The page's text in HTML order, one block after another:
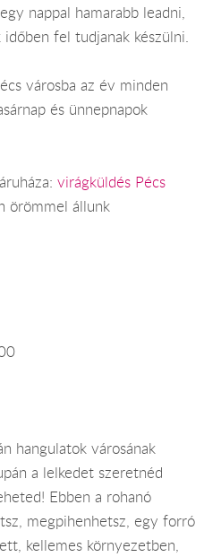
nappal hamarabb leadni,
fel tudjanak készülni.
városba az év minden
és ünnepnapok
virágküldés Pécs
örömmel állunk
hangulatok városának
a lelkedet szeretnéd
Ebben a rohanó
megpihenhetsz, egy forró
kellemes környezetben,